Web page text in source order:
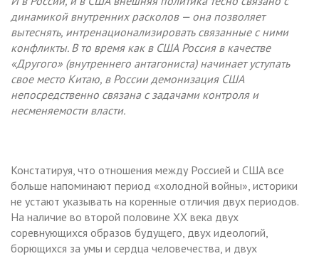
динамикой внутренних расколов — она позволяет
вытеснять, интренационализировать связанные с ними
конфликты. В то время как в США Россия в качестве
«Другого» (внутреннего антагониста) начинает уступать
свое место Китаю, в России демонизация США
непосредственно связана с задачами контроля и
несменяемости власти.
Констатируя, что отношения между Россией и США все
больше напоминают период «холодной войны», историки
не устают указывать на коренные отличия двух периодов.
На наличие во второй половине XX века двух
соревнующихся образов будущего, двух идеологий,
борющихся за умы и сердца человечества, и двух